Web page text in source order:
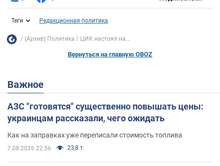
Теги Редакционная политика
(Архив) Политика ЦИК настоял на...
Вернуться на главную OBOZ
Важное
АЗС "готовятся" существенно повышать цены:
украинцам рассказали, чего ожидать
Как на заправках уже переписали стоимость топлива
7.08.2026 22:56 23,8 т.